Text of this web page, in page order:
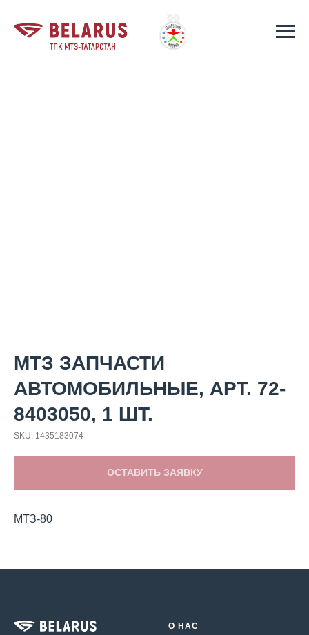
МТЗ ЗАПЧАСТИ
АВТОМОБИЛЬНЫЕ, АРТ. 72-
8403050, 1 ШТ.
SKU: 1435183074
ОСТАВИТЬ ЗАЯВКУ
МТЗ-80
О НАС